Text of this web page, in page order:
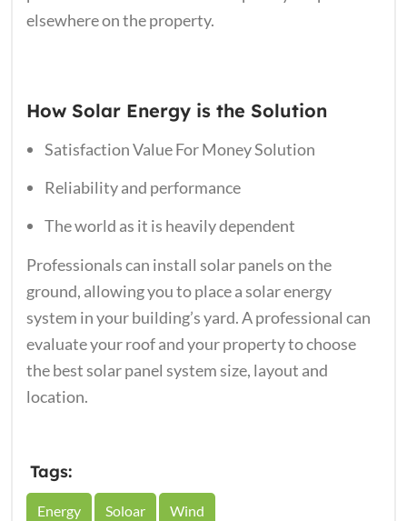
elsewhere on the property.
How Solar Energy is the Solution
Satisfaction Value For Money Solution
Reliability and performance
The world as it is heavily dependent
Professionals can install solar panels on the
ground, allowing you to place a solar energy
system in your building’s yard. A professional can
evaluate your roof and your property to choose
the best solar panel system size, layout and
location.
Tags:
Energy Soloar Wind